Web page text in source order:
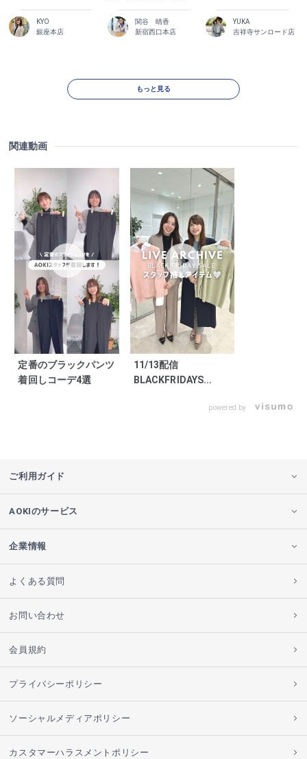
KYO
銀座本店
関谷 晴香
新宿西口本店
YUKA
吉祥寺サンロード店
もっと見る
関連動画
定番のブラックパンツ
着回しコーデ4選
11/13配信
BLACKFRIDAYS...
powered by
ご利用ガイド
AOKIのサービス
企業情報
よくある質問
お問い合わせ
会員規約
プライバシーポリシー
ソーシャルメディアポリシー
カスタマーハラスメントポリシー